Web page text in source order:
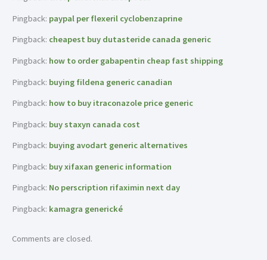
Pingback: paypal per flexeril cyclobenzaprine
Pingback: cheapest buy dutasteride canada generic
Pingback: how to order gabapentin cheap fast shipping
Pingback: buying fildena generic canadian
Pingback: how to buy itraconazole price generic
Pingback: buy staxyn canada cost
Pingback: buying avodart generic alternatives
Pingback: buy xifaxan generic information
Pingback: No perscription rifaximin next day
Pingback: kamagra generické
Comments are closed.